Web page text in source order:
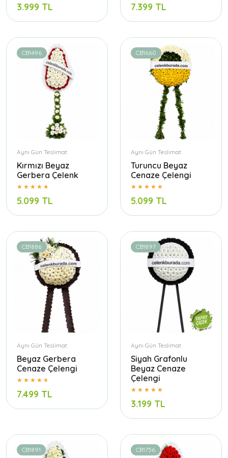
3.999 TL 7.399 TL
CB1496
Aynı Gün Teslimat
Kırmızı Beyaz
Gerbera Çelenk
5.099 TL
CB1660
Aynı Gün Teslimat
Turuncu Beyaz
Cenaze Çelengi
5.099 TL
CB1886
Aynı Gün Teslimat
Beyaz Gerbera
Cenaze Çelengi
7.499 TL
CB1897
Aynı Gün Teslimat
Siyah Grafonlu
Beyaz Cenaze
Çelengi
3.199 TL
CB1891 CB1756